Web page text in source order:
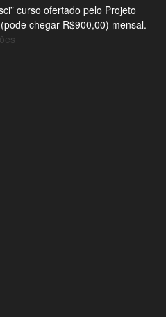
curso ofertado pelo Projeto
chegar R$900,00) mensal. -